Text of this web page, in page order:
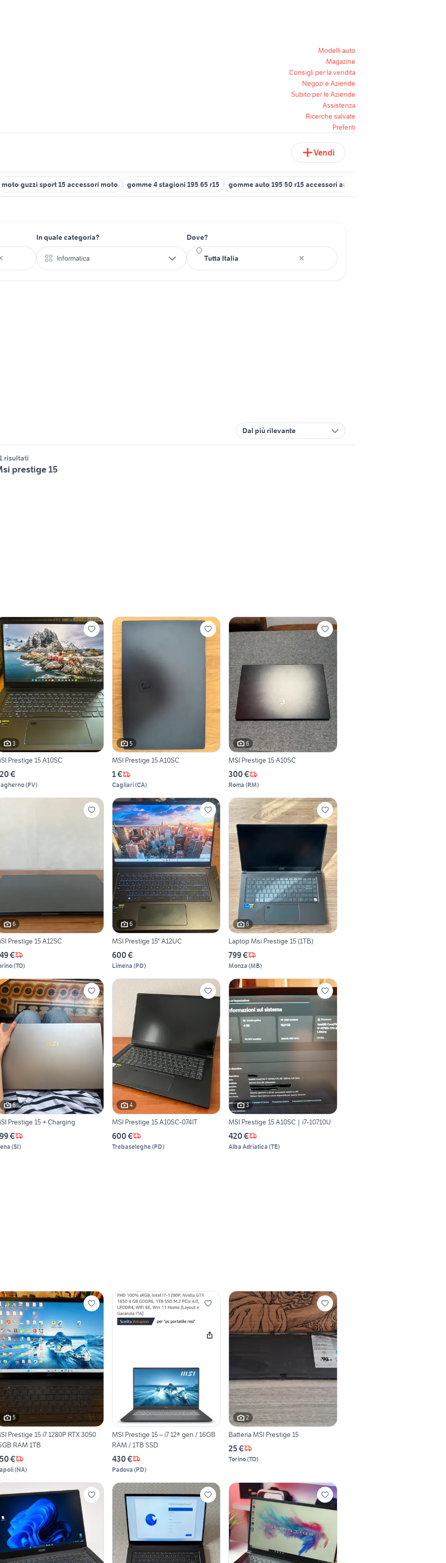
Modelli auto
Magazine
Consigli per la vendita
Negozi e Aziende
Subito per le Aziende
Assistenza
Ricerche salvate
Preferiti
Vendi
moto guzzi sport 15 accessori moto gomme 4 stagioni 195 65 r15 gomme auto 195 50 r15 accessori auto
In quale categoria?
Informatica
Dove?
Dal più rilevante
risultati
prestige 15
3
Prestige 15 A10SC
€
(PV)
5
MSI Prestige 15 A10SC
1 €
Cagliari(CA)
6
MSI Prestige 15 A10SC
300 €
Roma (RM)
6
Prestige 15 A12SC
€
(TO)
6
MSI Prestige 15" A12UC
600 €
Limena (PD)
6
Laptop Msi Prestige 15 (1TB)
799 €
Monza (MB)
6
Prestige 15 + Charging
€
(SI)
4
MSI Prestige 15 A10SC-074IT
600 €
Trebaseleghe(PD)
3
MSI Prestige 15 A10SC | i7-10710U
420 €
Alba Adriatica (TE)
5
15 i7 1280P RTX 3050
RAM 1TB
€
(NA)
MSI Prestige 15 – i7 12ª gen / 16GB
RAM / 1TB SSD
430 €
Padova (PD)
2
Batteria MSI Prestige 15
25 €
Torino(TO)